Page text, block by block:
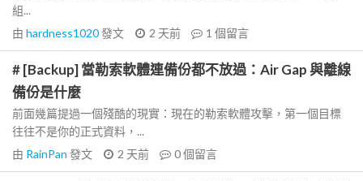
組...
由 hardness1020發文 2 天前 1 個留言
# [Backup] 當勒索軟體連備份都不放過：Air Gap 與離線
備份是什麼
前面幾篇提過一個殘酷的現實：現在的勒索軟體攻擊，第一個目標
往往不是你的正式資料，...
由 RainPan 發文 2 天前 0個留言